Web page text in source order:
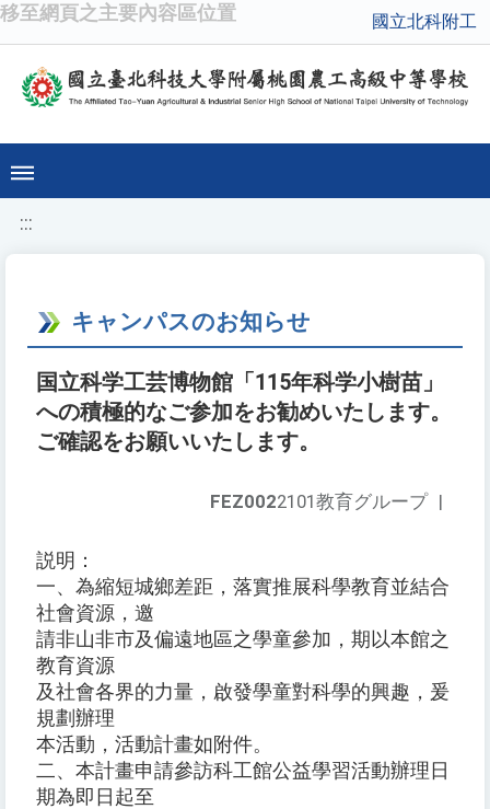
移至網頁之主要內容區位置 國立北科附工
:::
キャンパスのお知らせ
国立科学工芸博物館「115年科学小樹苗」
への積極的なご参加をお勧めいたします。
ご確認をお願いいたします。
FEZ0022101教育グループ |
説明：
一、為縮短城鄉差距，落實推展科學教育並結合
社會資源，邀
請非山非市及偏遠地區之學童參加，期以本館之
教育資源
及社會各界的力量，啟發學童對科學的興趣，爰
規劃辦理
本活動，活動計畫如附件。
二、本計畫申請參訪科工館公益學習活動辦理日
期為即日起至